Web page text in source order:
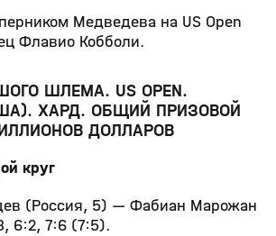
Медведева на US Open
Флавио Кобболи.
ШЛЕМА. US OPEN.
ХАРД. ОБЩИЙ ПРИЗОВОЙ
ДОЛЛАРОВ
круг
(Россия, 5) — Фабиан Марожан
6:2, 7:6 (7:5).